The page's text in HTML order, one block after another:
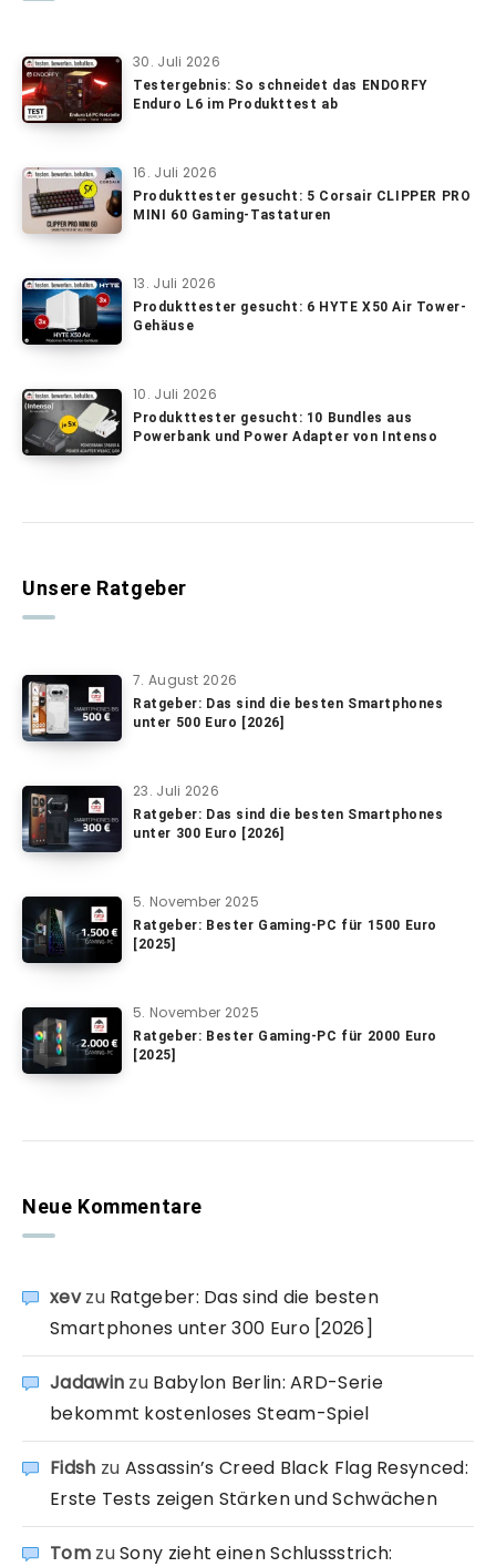
30. Juli 2026
Testergebnis: So schneidet das ENDORFY
Enduro L6 im Produkttest ab
16. Juli 2026
Produkttester gesucht: 5 Corsair CLIPPER PRO
MINI 60 Gaming-Tastaturen
13. Juli 2026
Produkttester gesucht: 6 HYTE X50 Air Tower-
Gehäuse
10. Juli 2026
Produkttester gesucht: 10 Bundles aus
Powerbank und Power Adapter von Intenso
Unsere Ratgeber
7. August 2026
Ratgeber: Das sind die besten Smartphones
unter 500 Euro [2026]
23. Juli 2026
Ratgeber: Das sind die besten Smartphones
unter 300 Euro [2026]
5. November 2025
Ratgeber: Bester Gaming-PC für 1500 Euro
[2025]
5. November 2025
Ratgeber: Bester Gaming-PC für 2000 Euro
[2025]
Neue Kommentare
xevzu Ratgeber: Das sind die besten
Smartphones unter 300 Euro [2026]
Jadawin zu Babylon Berlin: ARD-Serie
bekommt kostenloses Steam-Spiel
Fidsh zu Assassin’s Creed Black Flag Resynced:
Erste Tests zeigen Stärken und Schwächen
TomzuSony zieht einen Schlussstrich: